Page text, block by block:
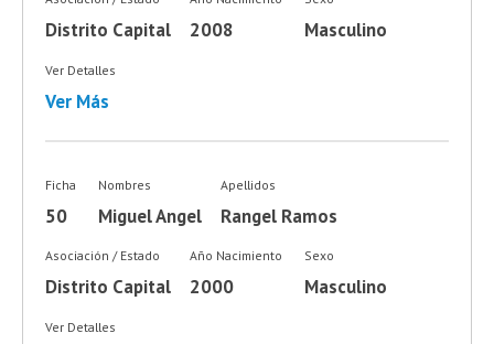
Distrito Capital 2008 Masculino
Ver Detalles
Ver Más
Ficha
50
Nombres
Miguel Angel
Apellidos
Rangel Ramos
Asociación / Estado
Distrito Capital
Año Nacimiento
2000
Sexo
Masculino
Ver Detalles